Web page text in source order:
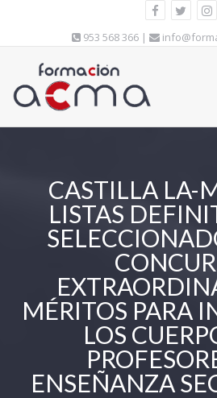
953 568 366 |
CASTILLA LA-
LISTAS
MÉRITOS PARA
LOS
ENSEÑANZA